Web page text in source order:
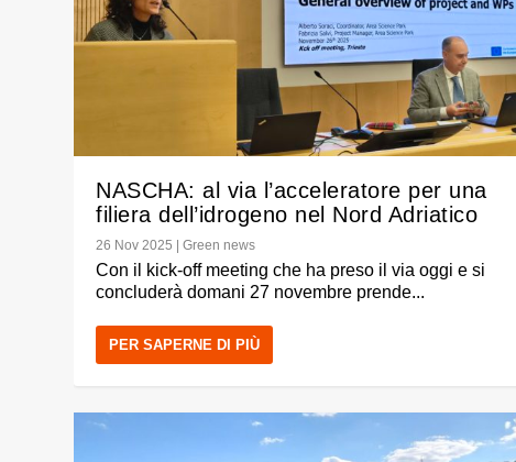
NASCHA: al via l’acceleratore per una
filiera dell’idrogeno nel Nord Adriatico
26 Nov 2025 |Green news
Con il kick-off meeting che ha preso il via oggi e si
concluderà domani 27 novembre prende...
PER SAPERNE DI PIÙ